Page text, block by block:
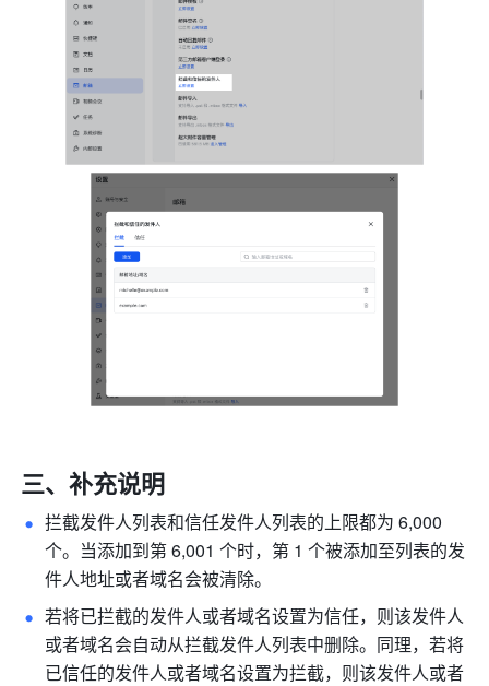
三、补充说明
拦截发件人列表和信任发件人列表的上限都为 6,000
个。当添加到第 6,001 个时，第 1 个被添加至列表的发
件人地址或者域名会被清除。
若将已拦截的发件人或者域名设置为信任，则该发件人
或者域名会自动从拦截发件人列表中删除。同理，若将
已信任的发件人或者域名设置为拦截，则该发件人或者